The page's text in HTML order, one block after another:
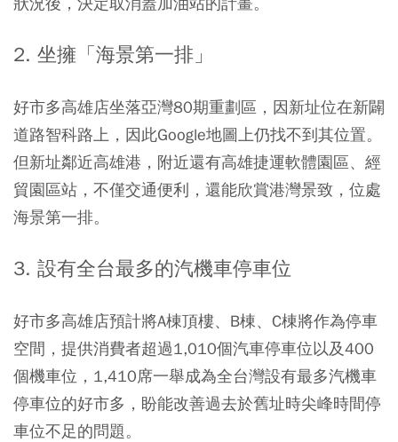
2. 坐擁「海景第一排」
好市多高雄店坐落亞灣80期重劃區，因新址位在新闢
道路智科路上，因此Google地圖上仍找不到其位置。
但新址鄰近高雄港，附近還有高雄捷運軟體園區、經
貿園區站，不僅交通便利，還能欣賞港灣景致，位處
海景第一排。
3. 設有全台最多的汽機車停車位
好市多高雄店預計將A棟頂樓、B棟、C棟將作為停車
空間， 提供消費者超過1,010個汽車停車位以及400
個機車位，1,410席一舉成為全台灣設有最多汽機車
停車位的好市多 ，盼能改善過去於舊址時尖峰時間停
車位不足的問題。